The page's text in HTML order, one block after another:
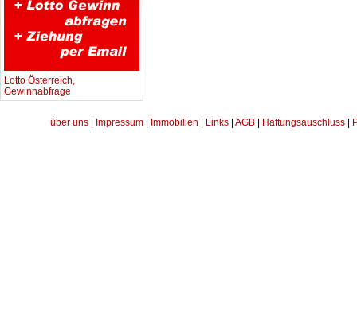
Lotto Österreich,
Gewinnabfrage
über uns Impressum Immobilien Links AGB Haftungsauschluss